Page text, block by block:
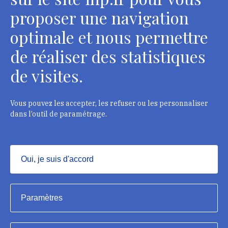
Contacts
Département des restaurateurs
124 rue Henri Barbusse - 93300 Aubervilliers
Contacts
Institut national du patrimoine, 2023
Mentions légales
proposer une navigation
optimale et nous permettre
de réaliser des statistiques
de visites.
Vous pouvez les accepter, les refuser ou les personnaliser
dans l’outil de paramétrage.
Oui, je suis d'accord
Masquer
Paramètres